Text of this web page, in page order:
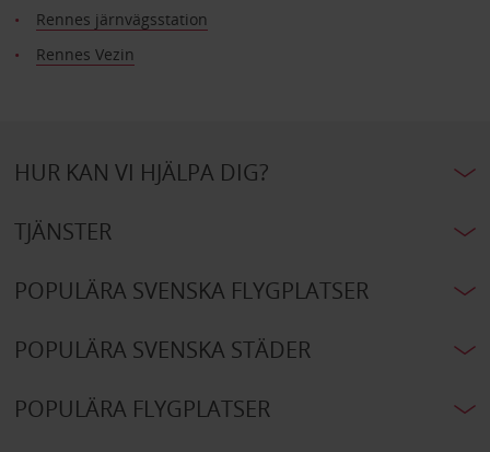
Rennes järnvägsstation
Rennes Vezin
HUR KAN VI HJÄLPA DIG?
TJÄNSTER
POPULÄRA SVENSKA FLYGPLATSER
POPULÄRA SVENSKA STÄDER
POPULÄRA FLYGPLATSER